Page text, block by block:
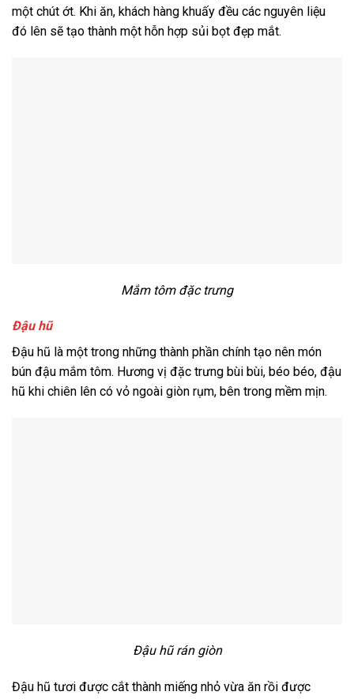
một chút ớt. Khi ăn, khách hàng khuấy đều các nguyên liệu
đó lên sẽ tạo thành một hỗn hợp sủi bọt đẹp mắt.
Mắm tôm đặc trưng
Đậu hũ
Đậu hũ là một trong những thành phần chính tạo nên món
bún đậu mắm tôm. Hương vị đặc trưng bùi bùi, béo béo, đậu
hũ khi chiên lên có vỏ ngoài giòn rụm, bên trong mềm mịn.
Đậu hũ rán giòn
Đậu hũ tươi được cắt thành miếng nhỏ vừa ăn rồi được